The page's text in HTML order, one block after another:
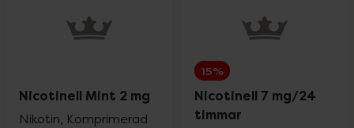
Nicotinell Mint 2 mg
Nikotin, Komprimerad
15%
Nicotinell 7 mg/24
timmar